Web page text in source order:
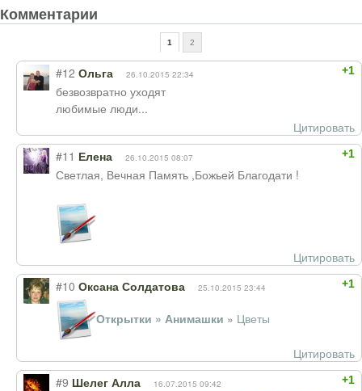
Комментарии
1 2
+1
#12 Ольга 26.10.2015 22:34
безвозвратно уходят
любимые люди...
Цитировать
+1
#11 Елена 26.10.2015 08:07
Светлая, Вечная Память ,Божьей Благодати !
Цитировать
+1
#10 Оксана Солдатова 25.10.2015 23:44
Открытки » Анимашки » Цветы
Цитировать
+1
#9 Шелег Алла 16.07.2015 09:42